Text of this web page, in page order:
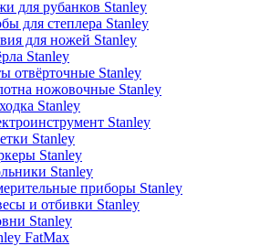
для рубанков Stanley
для степлера Stanley
для ножей Stanley
Stanley
отвёрточные Stanley
ножовочные Stanley
Stanley
Stanley
Stanley
Stanley
Stanley
приборы Stanley
и отбивки Stanley
Stanley
FatMax